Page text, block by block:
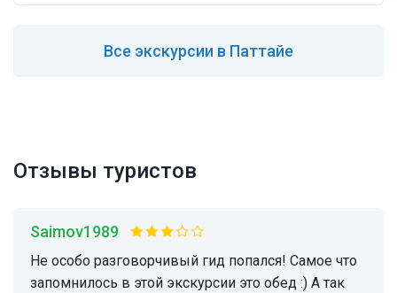
Все экскурсии в Паттайе
Отзывы туристов
Saimov1989
Не особо разговорчивый гид попался! Самое что
запомнилось в этой экскурсии это обед :) А так